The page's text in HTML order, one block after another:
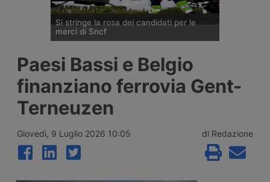
Si stringe la rosa dei candidati per le
merci di Sncf
di minoranza in Rail Logistics Europe, la
divisione ferroviaria merci di Sncf. Restano
in campo Ep Group di Daniel Křetínský, la
tedesca Rhenus e un fondo d’investimento
non ancora identificato.
Paesi Bassi e Belgio
finanziano ferrovia Gent-
Terneuzen
Giovedì, 9 Luglio 2026 10:05 di Redazione